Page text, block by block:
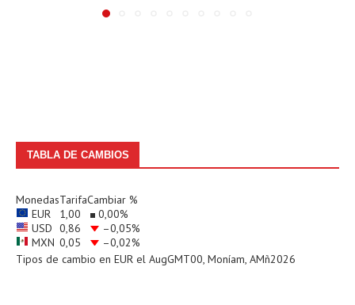
TABLA DE CAMBIOS
MonedasTarifaCambiar %
EUR
1,00 0,00%
USD 0,86 –0,05%
MXN 0,05 –0,02%
Tipos de cambio en EUR el AugGMT00, Moníam, AMñ2026